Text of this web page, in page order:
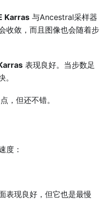
Karras 与Ancestral采样器
收敛，而且图像也会随着步
表现良好。当步数足
，但还不错。
度：
表现良好，但它也是最慢